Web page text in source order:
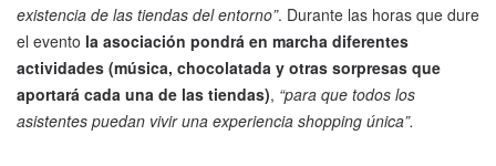
existencia de las tiendas del entorno”. Durante las horas que dure
el evento la asociación pondrá en marcha diferentes
actividades (música, chocolatada y otras sorpresas que
aportará cada una de las tiendas), “para que todos los
asistentes puedan vivir una experiencia shopping única”.